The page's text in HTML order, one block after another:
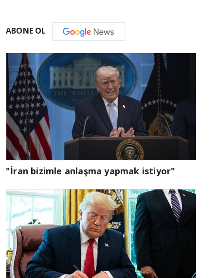
ABONE OL
"İran bizimle anlaşma yapmak istiyor"